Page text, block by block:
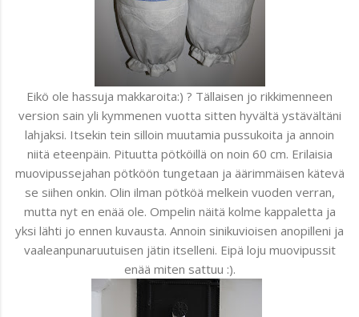
Eikö ole hassuja makkaroita:) ? Tällaisen jo rikkimenneen
version sain yli kymmenen vuotta sitten hyvältä ystävältäni
lahjaksi. Itsekin tein silloin muutamia pussukoita ja annoin
niitä eteenpäin. Pituutta pötköillä on noin 60 cm. Erilaisia
muovipussejahan pötköön tungetaan ja äärimmäisen kätevä
se siihen onkin. Olin ilman pötköä melkein vuoden verran,
mutta nyt en enää ole. Ompelin näitä kolme kappaletta ja
yksi lähti jo ennen kuvausta. Annoin sinikuvioisen anopilleni ja
vaaleanpunaruutuisen jätin itselleni. Eipä loju muovipussit
enää miten sattuu :).